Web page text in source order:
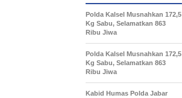
Polda Kalsel Musnahkan 172,5
Kg Sabu, Selamatkan 863
Ribu Jiwa
Polda Kalsel Musnahkan 172,5
Kg Sabu, Selamatkan 863
Ribu Jiwa
Kabid Humas Polda Jabar